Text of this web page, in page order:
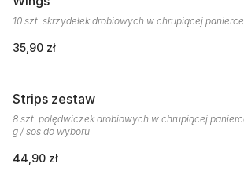
10 szt. skrzydełek drobiowych w chrupiącej panierce
35,90 zł
Strips zestaw
8 szt. polędwiczek drobiowych w chrupiącej
g / sos do wyboru
44,90 zł